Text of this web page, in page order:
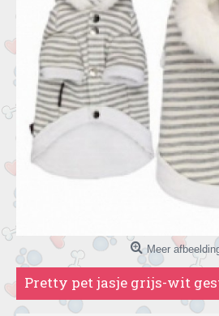
Meer
Pretty pet jasje grijs-wit